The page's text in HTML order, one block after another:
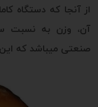
از آنجا که دستگاه
آن، وزن به نسبت
صنعتی میباشد که این